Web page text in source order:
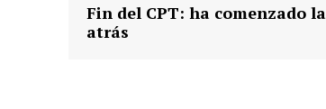
Fin del CPT: ha comenzado
atrás